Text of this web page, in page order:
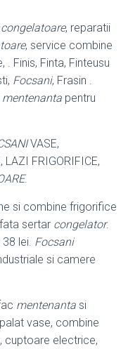
congelatoare, reparatii
, service combine
Finis, Finta, Finteusu
Focsani, Frasin .
mentenanta pentru
VASE,
LAZI FRIGORIFICE,
.
si combine frigorifice
sertar congelator.
lei. Focsani
si camere
mentenanta si
vase, combine
cuptoare electrice,